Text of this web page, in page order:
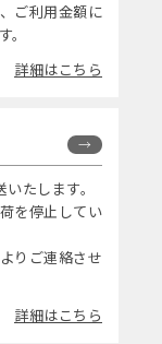
ご利用金額に
詳細はこちら
たします。
を停止してい
りご連絡させ
詳細はこちら